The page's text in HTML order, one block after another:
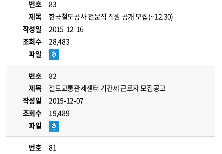
번호
83
제목
한국철도공사 전문직 직원 공개 모집(~12.30)
작성일
2015-12-16
조회수
28,483
파일
번호
82
제목
철도교통관제센터 기간제 근로자 모집공고
작성일
2015-12-07
조회수
19,489
파일
번호
81